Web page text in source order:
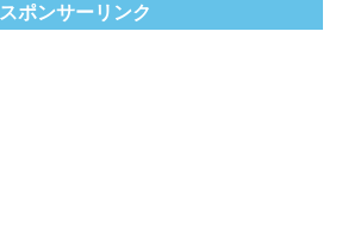
スポンサーリンク